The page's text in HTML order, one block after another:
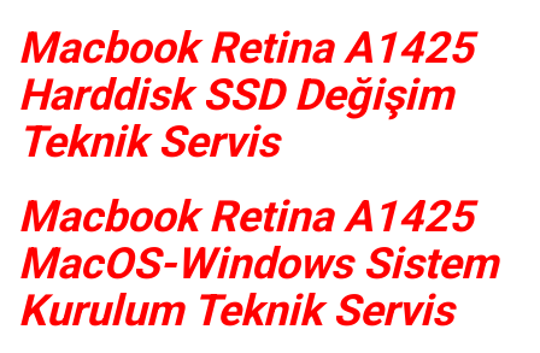
Macbook Retina A1425
Harddisk SSD Değişim
Teknik Servis
Macbook Retina A1425
MacOS-Windows Sistem
Kurulum Teknik Servis